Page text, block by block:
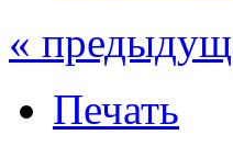
«
Печать